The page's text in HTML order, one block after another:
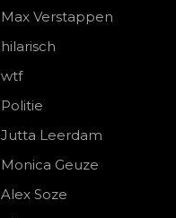
Max Verstappen
hilarisch
wtf
Politie
Jutta Leerdam
Monica Geuze
Alex Soze